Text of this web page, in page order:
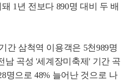
1년 전보다 890명 대비 두 배
간 삼척역 이용객은 5천989명
남 곡성 '세계장미축제' 기간 곡
명으로 48% 늘어난 것으로 나